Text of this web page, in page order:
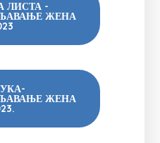
ЛИСТА -
ЖЕНА
ЖЕНА